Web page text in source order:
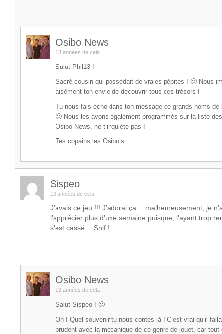
Osibo News
13 années de cela
Salut Phil13 !
Sacré cousin qui possédait de vraies pépites ! 🙂 Nous
aisément ton envie de découvrir tous ces trésors !
Tu nous fais écho dans ton message de grands noms de
🙂 Nous les avons également programmés sur la liste
Osibo News, ne t’inquiète pas !
Tes copains les Osibo’s.
Sispeo
13 années de cela
J’avais ce jeu !!! J’adorai ça… malheureusement, je
l’apprécier plus d’une semaine puisque, l’ayant trop
s’est cassé… Snif !
Osibo News
13 années de cela
Salut Sispeo ! 🙂
Oh ! Quel souvenir tu nous contes là ! C’est vrai qu’il
prudent avec la mécanique de ce genre de jouet, car tout